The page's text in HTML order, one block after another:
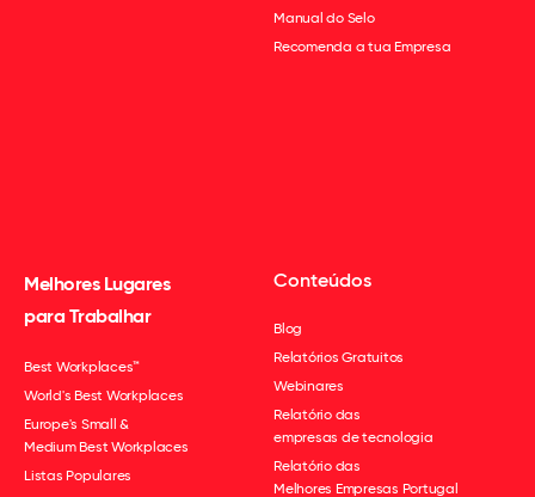
Manual do Selo
Recomenda a tua Empresa
Melhores Lugares
para Trabalhar
Best Workplaces™
World's Best Workplaces
Europe's Small &
Medium Best Workplaces
Listas Populares
Conteúdos
Blog
Relatórios Gratuitos
Webinares
Relatório das
empresas de tecnologia
Relatório das
Melhores Empresas Portugal